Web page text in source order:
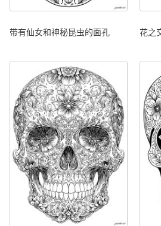
带有仙女和神秘昆虫的面孔 花之